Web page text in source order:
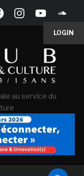
LOGIN
au service du